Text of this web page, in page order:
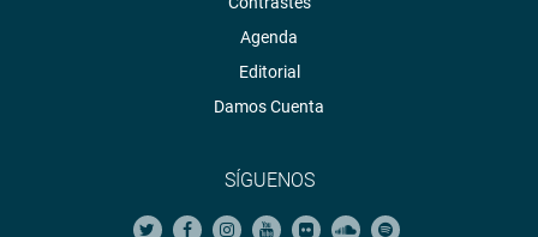
Agenda
Editorial
Damos Cuenta
SÍGUENOS